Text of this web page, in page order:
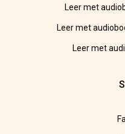
Leer met
Leer met
Leer met